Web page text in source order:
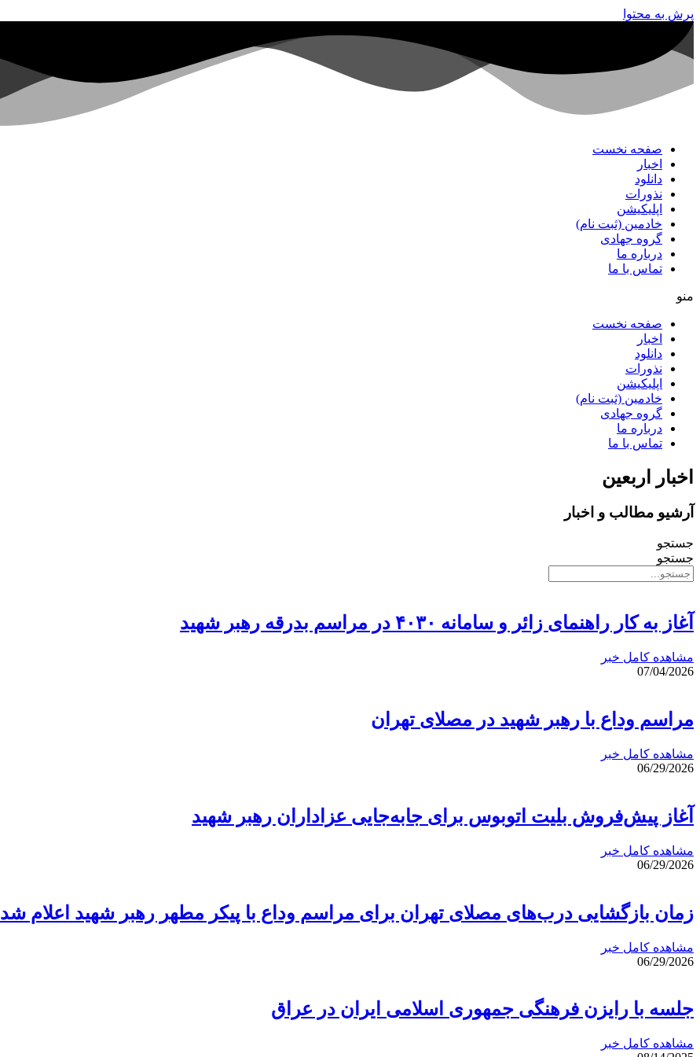
پرش به محتوا
صفحه نخست
اخبار
دانلود
نذورات
اپلیکیشن
خادمین (ثبت نام)
گروه جهادی
درباره ما
تماس با ما
منو
صفحه نخست
اخبار
دانلود
نذورات
اپلیکیشن
خادمین (ثبت نام)
گروه جهادی
درباره ما
تماس با ما
اخبار اربعین
آرشیو مطالب و اخبار
جستجو
جستجو
آغاز به کار راهنمای زائر و سامانه ۴۰۳۰ در مراسم بدرقه رهبر شهید
مشاهده کامل خبر
07/04/2026
مراسم وداع با رهبر شهید در مصلای تهران
مشاهده کامل خبر
06/29/2026
آغاز پیش‌فروش بلیت اتوبوس برای جابه‌جایی عزاداران رهبر شهید
مشاهده کامل خبر
06/29/2026
زمان بازگشایی درب‌های مصلای تهران برای مراسم وداع با پیکر مطهر رهبر شهید اعلام شد
مشاهده کامل خبر
06/29/2026
جلسه با رایزن فرهنگی جمهوری اسلامی ایران در عراق
مشاهده کامل خبر